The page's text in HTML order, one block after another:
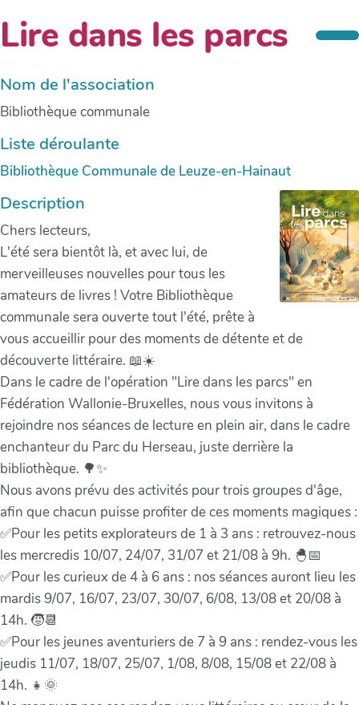
Lire dans les parcs
Nom de l'association
Bibliothèque communale
Liste déroulante
Bibliothèque Communale de Leuze-en-Hainaut
Description
Chers lecteurs,
L'été sera bientôt là, et avec lui, de
merveilleuses nouvelles pour tous les
amateurs de livres ! Votre Bibliothèque
communale sera ouverte tout l'été, prête à
vous accueillir pour des moments de détente et de
découverte littéraire. 📖☀️
Dans le cadre de l'opération "Lire dans les parcs" en
Fédération Wallonie-Bruxelles, nous vous invitons à
rejoindre nos séances de lecture en plein air, dans le cadre
enchanteur du Parc du Herseau, juste derrière la
bibliothèque. 🌳✨
Nous avons prévu des activités pour trois groupes d'âge,
afin que chacun puisse profiter de ces moments magiques :
✅Pour les petits explorateurs de 1 à 3 ans : retrouvez-nous
les mercredis 10/07, 24/07, 31/07 et 21/08 à 9h. 🐣📅
✅Pour les curieux de 4 à 6 ans : nos séances auront lieu les
mardis 9/07, 16/07, 23/07, 30/07, 6/08, 13/08 et 20/08 à
14h. 🧒📆
✅Pour les jeunes aventuriers de 7 à 9 ans : rendez-vous les
jeudis 11/07, 18/07, 25/07, 1/08, 8/08, 15/08 et 22/08 à
14h. 👧🌞